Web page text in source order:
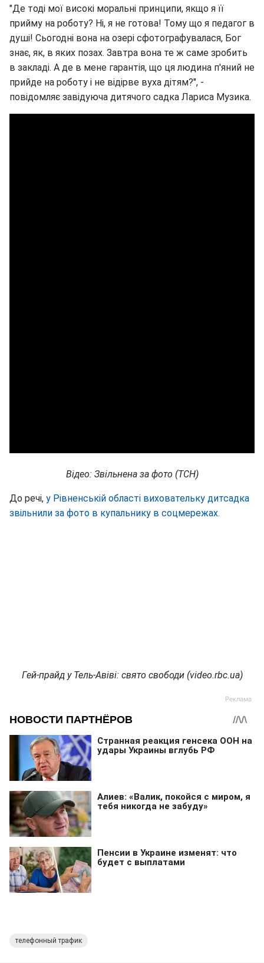
"Де тоді мої високі моральні принципи, якщо я її
прийму на роботу? Ні, я не готова! Тому що я педагог в
душі! Сьогодні вона на озері сфотографувалася, Бог
знає, як, в яких позах. Завтра вона те ж саме зробить
в закладі. А де в мене гарантія, що ця людина п'яний не
прийде на роботу і не відірве вуха дітям?", -
повідомляє завідуюча дитячого садка Лариса Музика.
Відео: Звільнена за фото (ТСН)
До речі, у Рівненській області виховательку дитсадка
звільнили за фото в купальнику в соцмережах.
Гей-прайд у Тель-Авіві: свято свободи (video.rbc.ua)
телефонный трафик